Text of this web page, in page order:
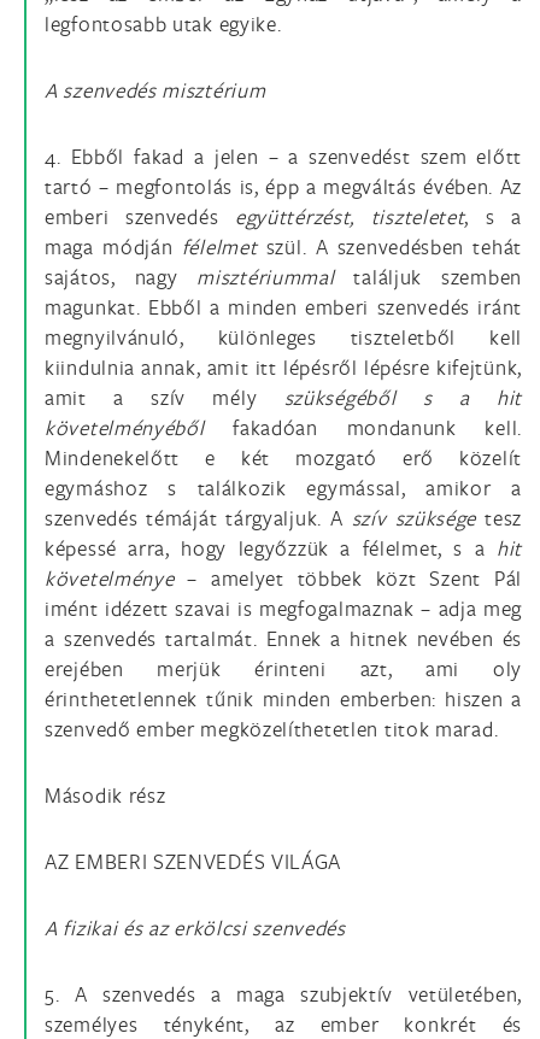
legfontosabb utak egyike.
A szenvedés misztérium
4. Ebből fakad a jelen – a szenvedést szem előtt
tartó – megfontolás is, épp a megváltás évében. Az
emberi szenvedés együttérzést, tiszteletet, s a
maga módján félelmetszül. A szenvedésben tehát
sajátos, nagy misztériummaltaláljuk szemben
magunkat. Ebből a minden emberi szenvedés iránt
megnyilvánuló, különleges tiszteletből kell
kiindulnia annak, amit itt lépésről lépésre kifejtünk,
amit a szív mély szükségéből s a hit
követelményébőlfakadóan mondanunk kell.
Mindenekelőtt e két mozgató erő közelít
egymáshoz s találkozik egymással, amikor a
szenvedés témáját tárgyaljuk. A szív szüksége tesz
képessé arra, hogy legyőzzük a félelmet, s a hit
követelménye– amelyet többek közt Szent Pál
imént idézett szavai is megfogalmaznak – adja meg
a szenvedés tartalmát. Ennek a hitnek nevében és
erejében merjük érinteni azt, ami oly
érinthetetlennek tűnik minden emberben: hiszen a
szenvedő ember megközelíthetetlen titok marad.
Második rész
AZ EMBERI SZENVEDÉS VILÁGA
A fizikai és az erkölcsi szenvedés
5. A szenvedés a maga szubjektív vetületében,
személyes tényként, az ember konkrét és